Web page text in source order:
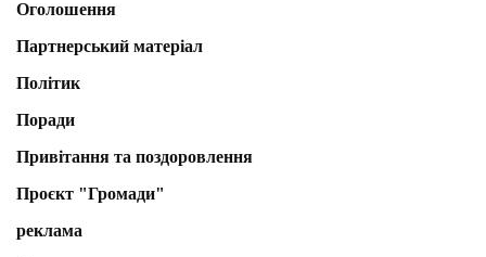
Оголошення
Партнерський матеріал
Політик
Поради
Привітання та поздоровлення
Проєкт "Громади"
реклама